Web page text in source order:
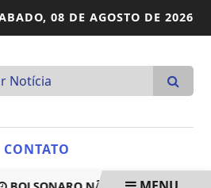
08 DE AGOSTO DE 2026
CONTATO